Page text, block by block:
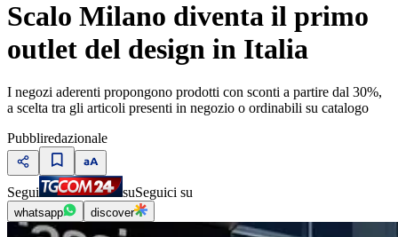
Scalo Milano diventa il primo
outlet del design in Italia
I negozi aderenti propongono prodotti con sconti a partire dal 30%,
a scelta tra gli articoli presenti in negozio o ordinabili su catalogo
Pubbliredazionale
Segui suSeguici su
whatsapp discover